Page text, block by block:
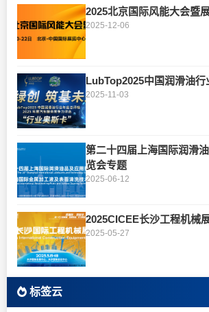
2025北京国际风能大会暨
2025-12-06
LubTop2025中国润滑油
2025-11-03
第二十四届上海国际润滑
览会专题
2025-06-12
2025CICEE长沙工程机械
2025-05-27
标签云